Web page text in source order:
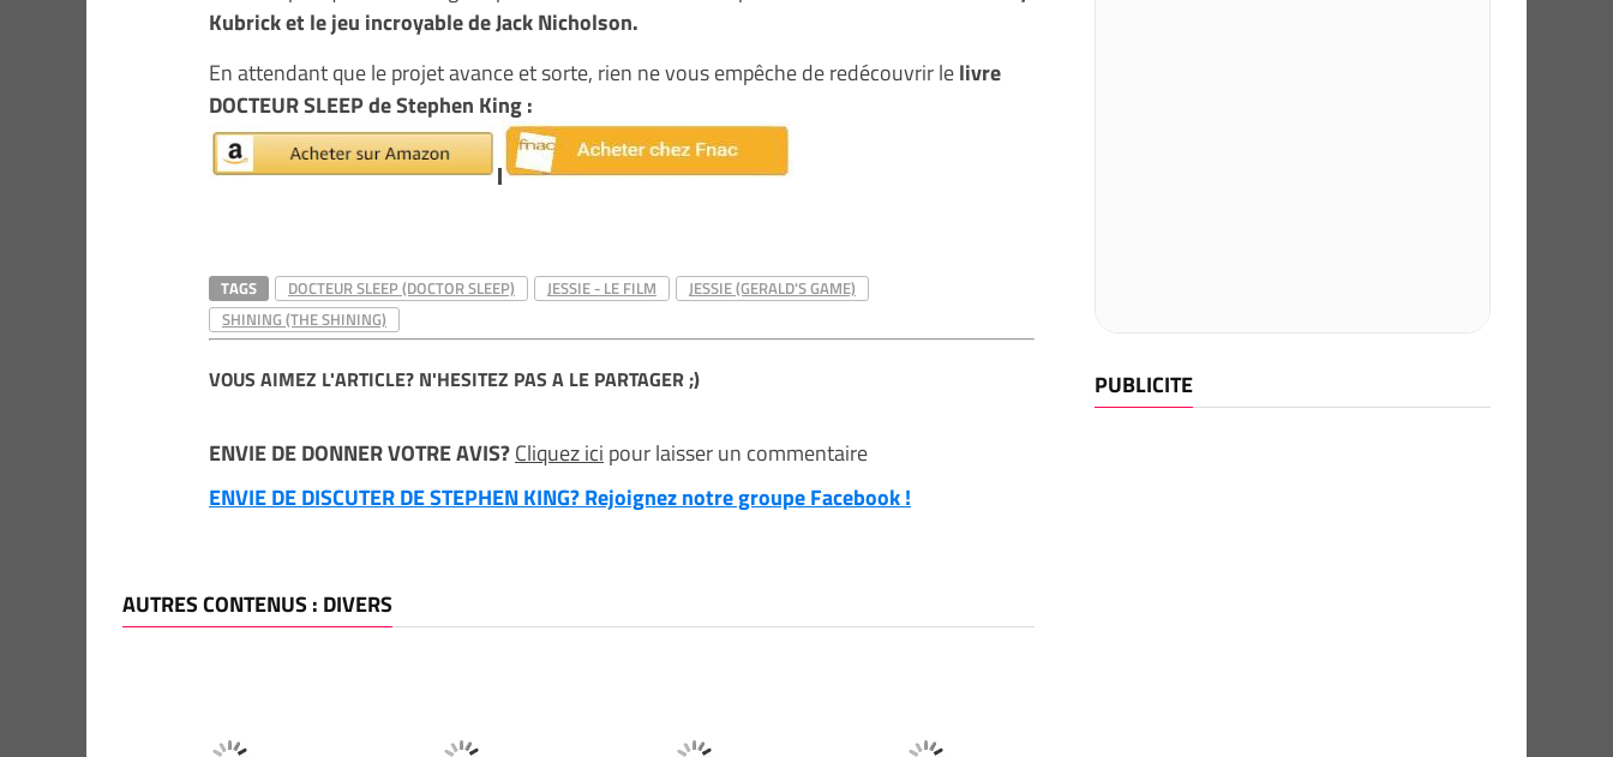
Kubrick et le jeu incroyable de Jack Nicholson.
En attendant que le projet avance et sorte, rien ne vous empêche de redécouvrir lelivre
DOCTEUR SLEEP de Stephen King :
TAGS DOCTEUR SLEEP (DOCTOR SLEEP) JESSIE - LE FILM
JESSIE (GERALD'S GAME)
SHINING (THE SHINING)
VOUS AIMEZ L'ARTICLE? N'HESITEZ PAS A LE PARTAGER ;)
ENVIE DE DONNER VOTRE AVIS?Cliquez ici pour laisser un commentaire
ENVIE DE DISCUTER DE STEPHEN KING? Rejoignez notre groupe Facebook !
AUTRES CONTENUS : DIVERS
PUBLICITE